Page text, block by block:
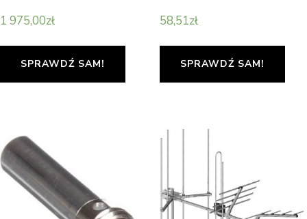
1 975,00zł
SPRAWDŹ SAM!
58,51zł
SPRAWDŹ SAM!